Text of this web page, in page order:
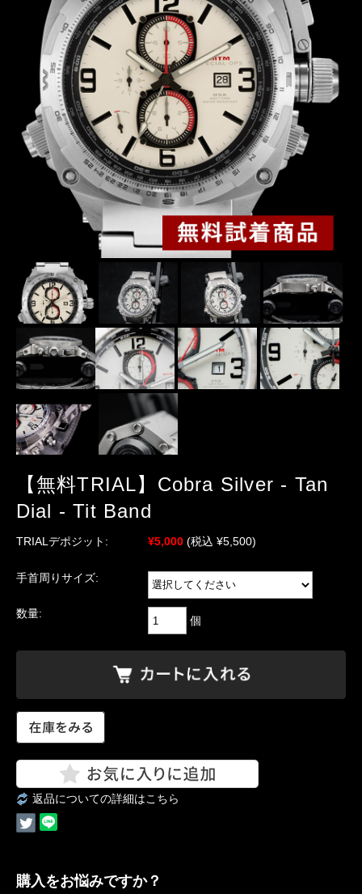
【無料TRIAL】Cobra Silver - Tan
Dial - Tit Band
TRIALデポジット: ¥5,000 (税込 ¥5,500)
手首周りサイズ:
数量:
個
返品についての詳細はこちら
購入をお悩みですか？